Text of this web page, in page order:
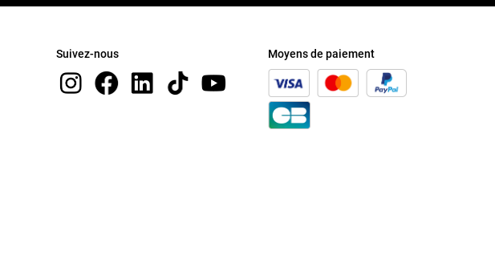
Suivez-nous Moyens de paiement